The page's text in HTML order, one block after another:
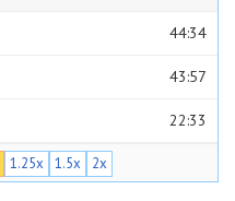
44:34
43:57
22:33
1.25x 1.5x 2x